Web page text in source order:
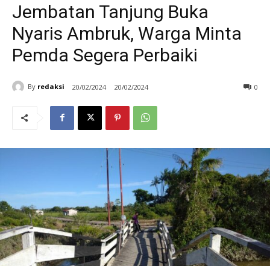
Jembatan Tanjung Buka
Nyaris Ambruk, Warga Minta
Pemda Segera Perbaiki
By redaksi 20/02/2024 20/02/2024 0